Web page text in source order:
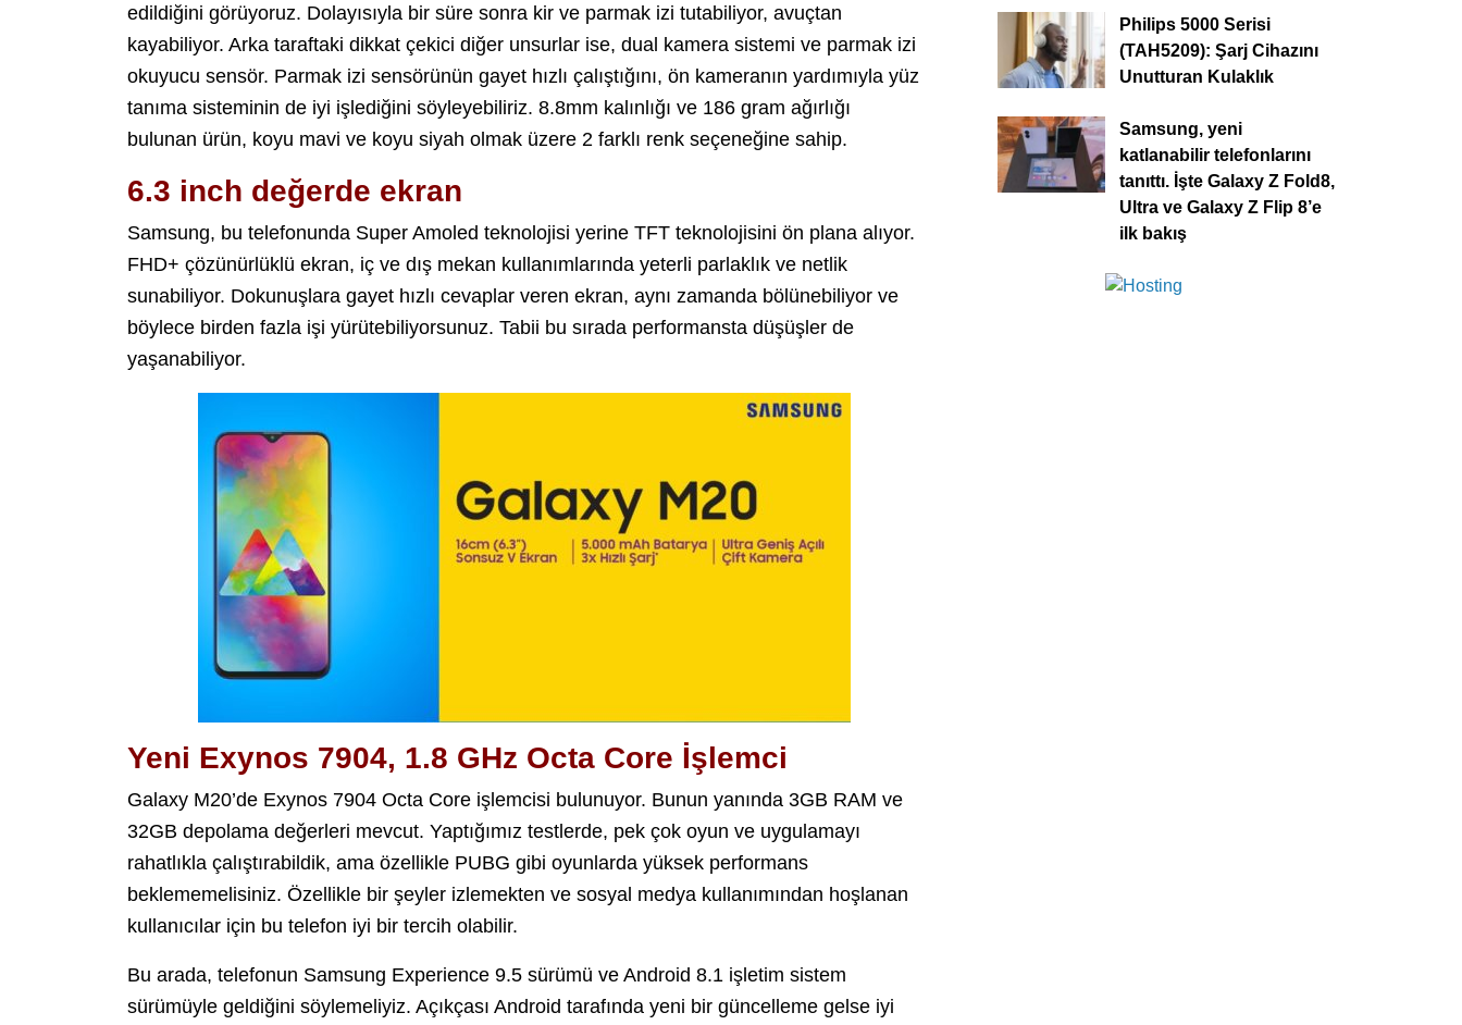
edildiğini görüyoruz. Dolayısıyla bir süre sonra kir ve parmak izi tutabiliyor, avuçtan
kayabiliyor. Arka taraftaki dikkat çekici diğer unsurlar ise, dual kamera sistemi ve parmak izi
okuyucu sensör. Parmak izi sensörünün gayet hızlı çalıştığını, ön kameranın yardımıyla yüz
tanıma sisteminin de iyi işlediğini söyleyebiliriz. 8.8mm kalınlığı ve 186 gram ağırlığı
bulunan ürün, koyu mavi ve koyu siyah olmak üzere 2 farklı renk seçeneğine sahip.
6.3 inch değerde ekran
Samsung, bu telefonunda Super Amoled teknolojisi yerine TFT teknolojisini ön plana alıyor.
FHD+ çözünürlüklü ekran, iç ve dış mekan kullanımlarında yeterli parlaklık ve netlik
sunabiliyor. Dokunuşlara gayet hızlı cevaplar veren ekran, aynı zamanda bölünebiliyor ve
böylece birden fazla işi yürütebiliyorsunuz. Tabii bu sırada performansta düşüşler de
yaşanabiliyor.
Yeni Exynos 7904, 1.8 GHz Octa Core İşlemci
Galaxy M20’de Exynos 7904 Octa Core işlemcisi bulunuyor. Bunun yanında 3GB RAM ve
32GB depolama değerleri mevcut. Yaptığımız testlerde, pek çok oyun ve uygulamayı
rahatlıkla çalıştırabildik, ama özellikle PUBG gibi oyunlarda yüksek performans
beklememelisiniz. Özellikle bir şeyler izlemekten ve sosyal medya kullanımından hoşlanan
kullanıcılar için bu telefon iyi bir tercih olabilir.
Bu arada, telefonun Samsung Experience 9.5 sürümü ve Android 8.1 işletim sistem
sürümüyle geldiğini söylemeliyiz. Açıkçası Android tarafında yeni bir güncelleme gelse iyi
Philips 5000 Serisi
(TAH5209): Şarj Cihazını
Unutturan Kulaklık
Samsung, yeni
katlanabilir telefonlarını
tanıttı. İşte Galaxy Z Fold8,
Ultra ve Galaxy Z Flip 8’e
ilk bakış